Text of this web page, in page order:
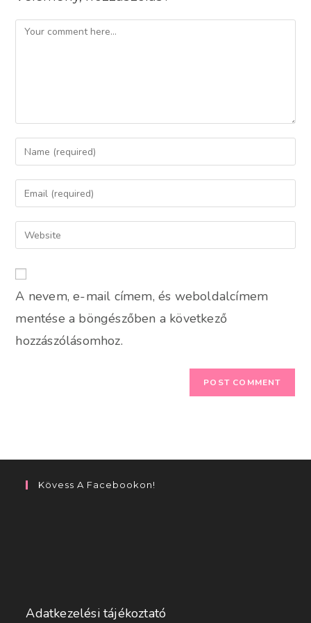
Comment
Enter
your
name
comment
Enter
your
email
address
Enter
your
URL
(optional)
A nevem, e-mail címem, és weboldalcímem
mentése a böngészőben a következő
hozzászólásomhoz.
Kövess A Facebookon!
Adatkezelési tájékoztató